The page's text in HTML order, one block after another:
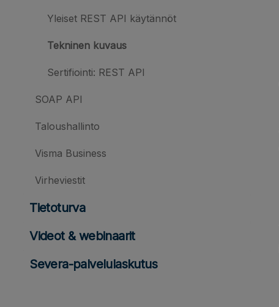
Yleiset REST API käytännöt
Tekninen kuvaus
Sertifiointi: REST API
SOAP API
Taloushallinto
Visma Business
Virheviestit
Tietoturva
Videot & webinaarit
Severa-palvelulaskutus